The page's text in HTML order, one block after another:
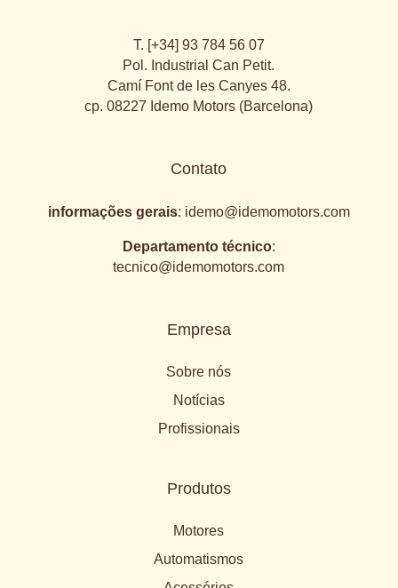
T. [+34] 93 784 56 07
Pol. Industrial Can Petit.
Camí Font de les Canyes 48.
cp. 08227 Idemo Motors (Barcelona)
Contato
informações gerais: idemo@idemomotors.com
Departamento técnico:
tecnico@idemomotors.com
Empresa
Sobre nós
Notícias
Profissionais
Produtos
Motores
Automatismos